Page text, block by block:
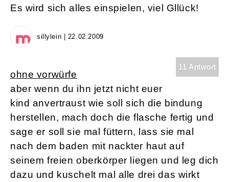
Es wird sich alles einspielen, viel Gllück!
sillylein | 22.02.2009
11 Antwort
ohne vorwürfe
aber wenn du ihn jetzt nicht euer
kind anvertraust wie soll sich die bindung
herstellen, mach doch die flasche fertig und
sage er soll sie mal füttern, lass sie mal
nach dem baden mit nackter haut auf
seinem freien oberkörper liegen und leg dich
dazu und kuschelt mal alle drei das wirkt